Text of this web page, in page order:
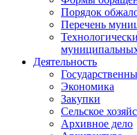
Порядок
Перечень
Деятельность
Экономика
Закупки
Сельское
Архивное дело